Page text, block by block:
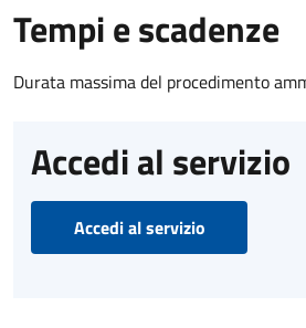
Tempi e scadenze
Durata massima del procedimento
Accedi al servizio
Accedi al servizio